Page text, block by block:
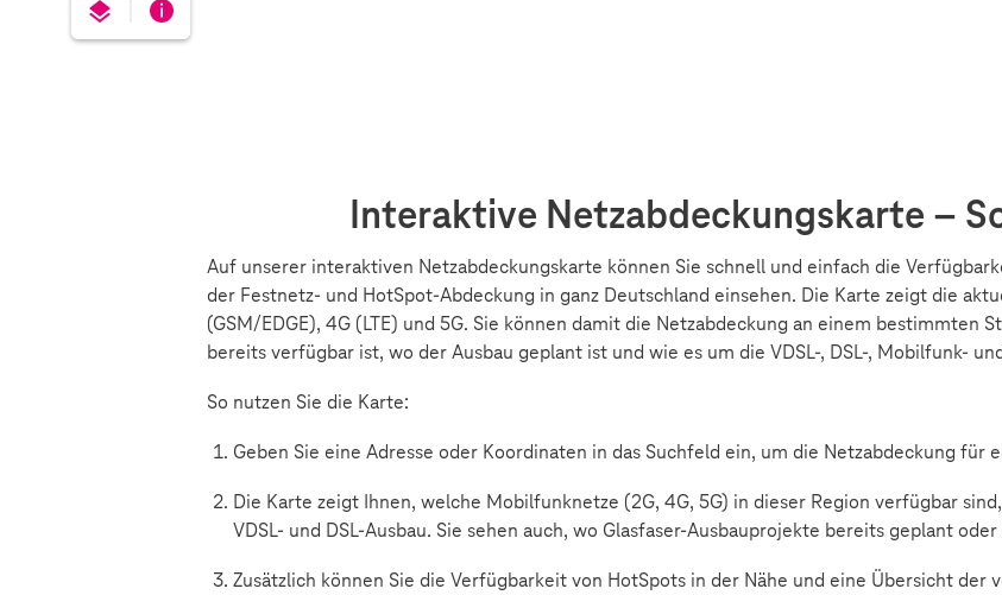
Interaktive Netzabdeckungskarte –
Auf unserer interaktiven Netzabdeckungskarte können Sie schnell und einfach die
der Festnetz- und HotSpot-Abdeckung in ganz Deutschland einsehen. Die Karte zeigt die
(GSM/EDGE), 4G (LTE) und 5G. Sie können damit die Netzabdeckung an einem bestimmten
bereits verfügbar ist, wo der Ausbau geplant ist und wie es um die VDSL-, DSL-, Mobilfunk-
So nutzen Sie die Karte:
Geben Sie eine Adresse oder Koordinaten in das Suchfeld ein, um die Netzabdeckung für
Die Karte zeigt Ihnen, welche Mobilfunknetze (2G, 4G, 5G) in dieser Region verfügbar
VDSL- und DSL-Ausbau. Sie sehen auch, wo Glasfaser-Ausbauprojekte bereits geplant
Zusätzlich können Sie die Verfügbarkeit von HotSpots in der Nähe und eine Übersicht